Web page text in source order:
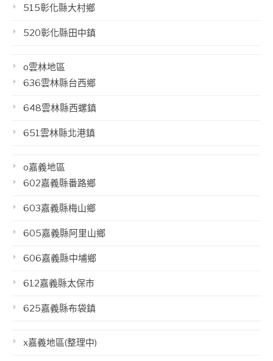
515彰化縣大村鄉
520彰化縣田中鎮
o雲林地區
636雲林縣台西鄉
648雲林縣西螺鎮
651雲林縣北港鎮
o嘉義地區
602嘉義縣番路鄉
603嘉義縣梅山鄉
605嘉義縣阿里山鄉
606嘉義縣中埔鄉
612嘉義縣太保市
625嘉義縣布袋鎮
x嘉義地區(整理中)